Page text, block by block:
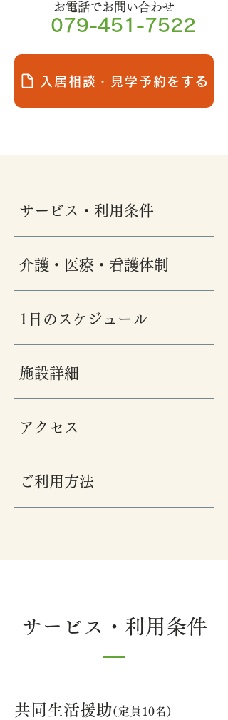
079-451-7522
お電話でお問い合わせ
入居相談・見学予約をする
サービス・利用条件
介護・医療・看護体制
1日のスケジュール
施設詳細
アクセス
ご利用方法
サービス・利用条件
共同生活援助(定員10名)